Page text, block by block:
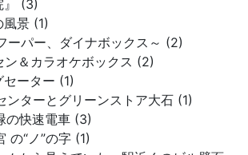
』 (3)
風景 (1)
ーパー、ダイナボックス～ (2)
ン＆カラオケボックス (2)
セーター (1)
ンターとグリーンストア大石 (1)
の快速電車 (3)
の“ノ”の字 (1)